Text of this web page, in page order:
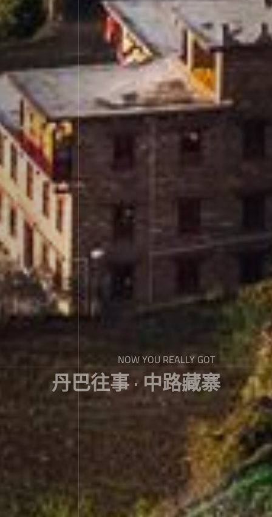
NOW YOU REALLY GOT
丹巴往事 · 中路藏寨